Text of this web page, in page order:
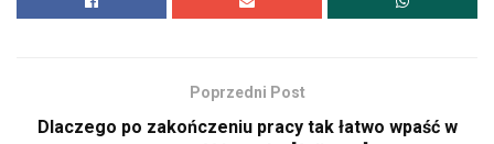
Poprzedni Post
Dlaczego po zakończeniu pracy tak łatwo wpaść w